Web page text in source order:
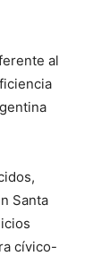
al
Santa
cívico-